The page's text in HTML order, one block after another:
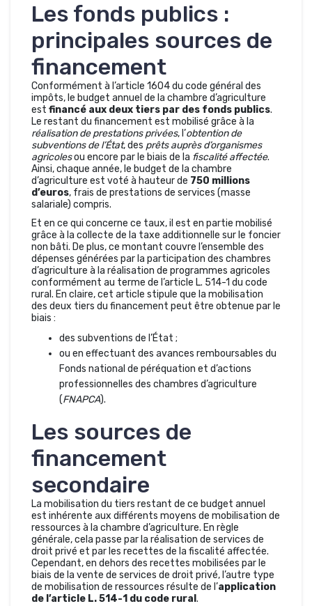
Les fonds publics :
principales sources de
financement
Conformément à l’article 1604 du code général des
impôts, le budget annuel de la chambre d’agriculture
est financé aux deux tiers par des fonds publics.
Le restant du financement est mobilisé grâce à la
réalisation de prestations privées, l’obtention de
subventions de l’État, des prêts auprès d’organismes
agricolesou encore par le biais de la fiscalité affectée.
Ainsi, chaque année, le budget de la chambre
d’agriculture est voté à hauteur de 750 millions
d’euros, frais de prestations de services (masse
salariale) compris.
Et en ce qui concerne ce taux, il est en partie mobilisé
grâce à la collecte de la taxe additionnelle sur le foncier
non bâti. De plus, ce montant couvre l’ensemble des
dépenses générées par la participation des chambres
d’agriculture à la réalisation de programmes agricoles
conformément au terme de l’article L. 514-1 du code
rural. En claire, cet article stipule que la mobilisation
des deux tiers du financement peut être obtenue par le
biais :
des subventions de l’État ;
ou en effectuant des avances remboursables du
Fonds national de péréquation et d’actions
professionnelles des chambres d’agriculture
(FNAPCA).
Les sources de
financement
secondaire
La mobilisation du tiers restant de ce budget annuel
est inhérente aux différents moyens de mobilisation de
ressources à la chambre d’agriculture. En règle
générale, cela passe par la réalisation de services de
droit privé et par les recettes de la fiscalité affectée.
Cependant, en dehors des recettes mobilisées par le
biais de la vente de services de droit privé, l’autre type
de mobilisation de ressources résulte de l’application
de l’article L. 514-1 du code rural .